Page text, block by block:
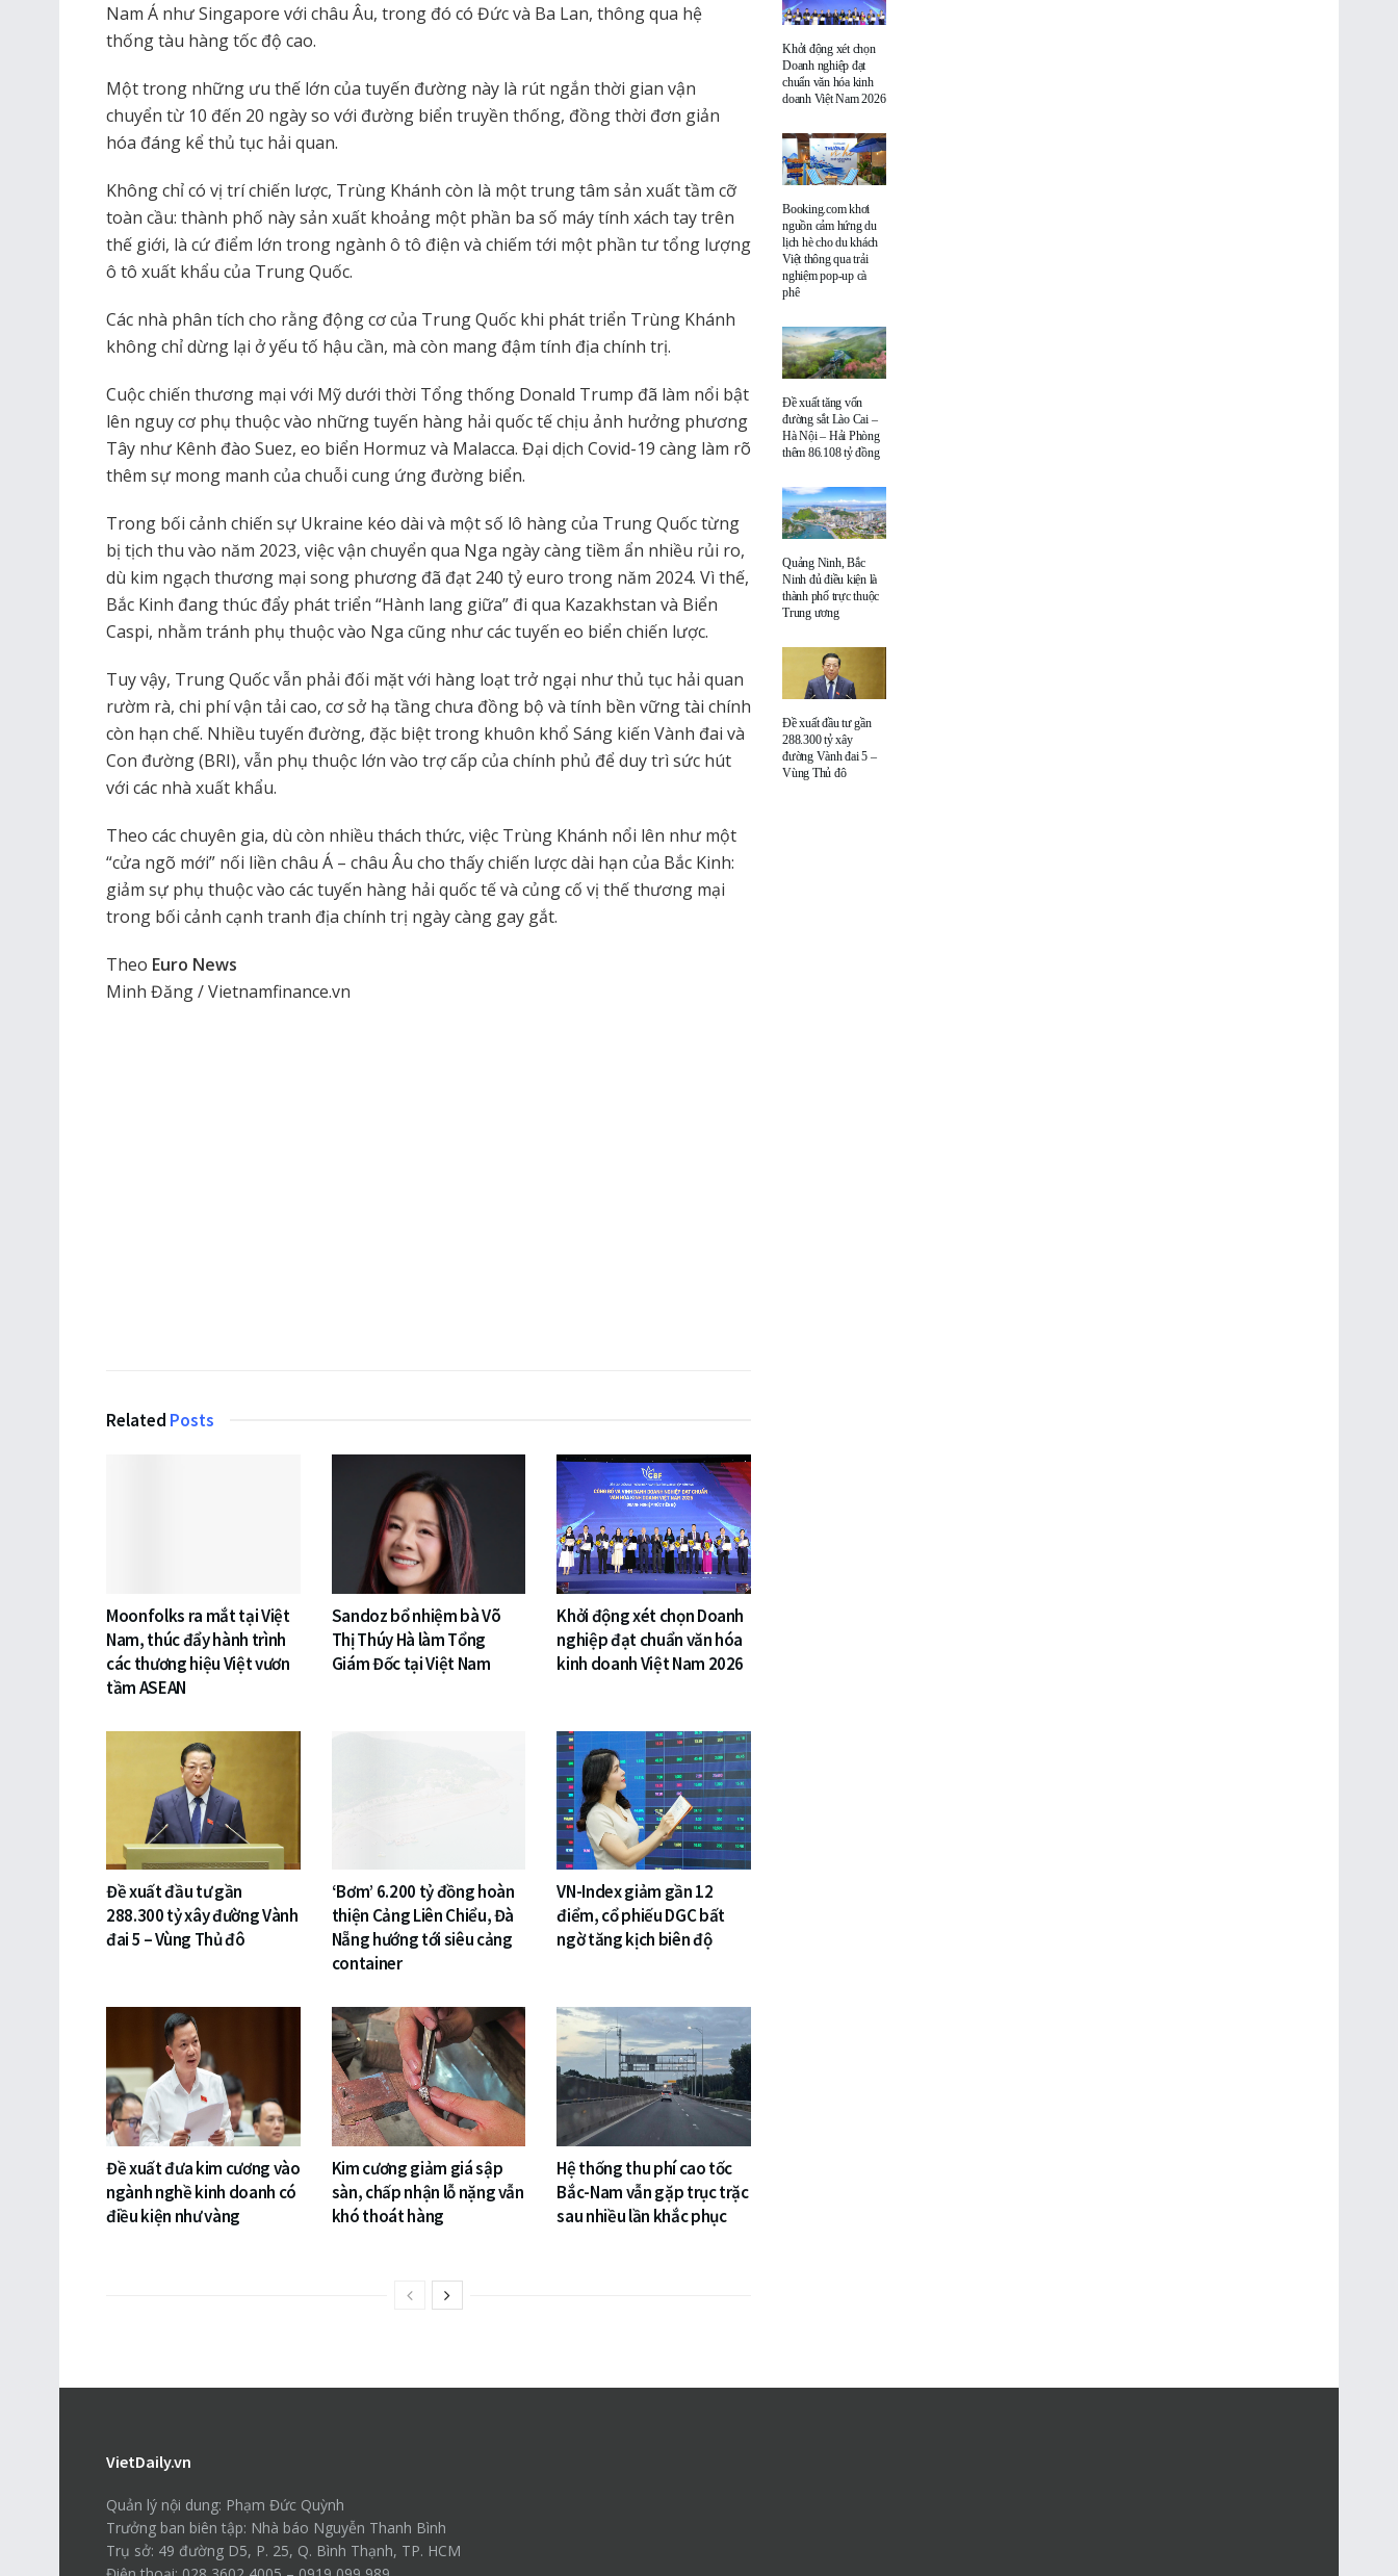
Nam Á như Singapore với châu Âu, trong đó có Đức và Ba Lan, thông qua hệ
thống tàu hàng tốc độ cao.
Một trong những ưu thế lớn của tuyến đường này là rút ngắn thời gian vận
chuyển từ 10 đến 20 ngày so với đường biển truyền thống, đồng thời đơn giản
hóa đáng kể thủ tục hải quan.
Không chỉ có vị trí chiến lược, Trùng Khánh còn là một trung tâm sản xuất tầm cỡ
toàn cầu: thành phố này sản xuất khoảng một phần ba số máy tính xách tay trên
thế giới, là cứ điểm lớn trong ngành ô tô điện và chiếm tới một phần tư tổng lượng
ô tô xuất khẩu của Trung Quốc.
Các nhà phân tích cho rằng động cơ của Trung Quốc khi phát triển Trùng Khánh
không chỉ dừng lại ở yếu tố hậu cần, mà còn mang đậm tính địa chính trị.
Cuộc chiến thương mại với Mỹ dưới thời Tổng thống Donald Trump đã làm nổi bật
lên nguy cơ phụ thuộc vào những tuyến hàng hải quốc tế chịu ảnh hưởng phương
Tây như Kênh đào Suez, eo biển Hormuz và Malacca. Đại dịch Covid-19 càng làm rõ
thêm sự mong manh của chuỗi cung ứng đường biển.
Trong bối cảnh chiến sự Ukraine kéo dài và một số lô hàng của Trung Quốc từng
bị tịch thu vào năm 2023, việc vận chuyển qua Nga ngày càng tiềm ẩn nhiều rủi ro,
dù kim ngạch thương mại song phương đã đạt 240 tỷ euro trong năm 2024. Vì thế,
Bắc Kinh đang thúc đẩy phát triển “Hành lang giữa” đi qua Kazakhstan và Biển
Caspi, nhằm tránh phụ thuộc vào Nga cũng như các tuyến eo biển chiến lược.
Tuy vậy, Trung Quốc vẫn phải đối mặt với hàng loạt trở ngại như thủ tục hải quan
rườm rà, chi phí vận tải cao, cơ sở hạ tầng chưa đồng bộ và tính bền vững tài chính
còn hạn chế. Nhiều tuyến đường, đặc biệt trong khuôn khổ Sáng kiến Vành đai và
Con đường (BRI), vẫn phụ thuộc lớn vào trợ cấp của chính phủ để duy trì sức hút
với các nhà xuất khẩu.
Theo các chuyên gia, dù còn nhiều thách thức, việc Trùng Khánh nổi lên như một
“cửa ngõ mới” nối liền châu Á – châu Âu cho thấy chiến lược dài hạn của Bắc Kinh:
giảm sự phụ thuộc vào các tuyến hàng hải quốc tế và củng cố vị thế thương mại
trong bối cảnh cạnh tranh địa chính trị ngày càng gay gắt.
Theo Euro News
Minh Đăng / Vietnamfinance.vn
Related Posts
Moonfolks ra mắt tại Việt
Nam, thúc đẩy hành trình
các thương hiệu Việt vươn
tầm ASEAN
Sandoz bổ nhiệm bà Võ
Thị Thúy Hà làm Tổng
Giám Đốc tại Việt Nam
Khởi động xét chọn Doanh
nghiệp đạt chuẩn văn hóa
kinh doanh Việt Nam 2026
Đề xuất đầu tư gần
288.300 tỷ xây đường Vành
đai 5 – Vùng Thủ đô
‘Bơm’ 6.200 tỷ đồng hoàn
thiện Cảng Liên Chiểu, Đà
Nẵng hướng tới siêu cảng
container
VN-Index giảm gần 12
điểm, cổ phiếu DGC bất
ngờ tăng kịch biên độ
Đề xuất đưa kim cương vào
ngành nghề kinh doanh có
điều kiện như vàng
Kim cương giảm giá sập
sàn, chấp nhận lỗ nặng vẫn
khó thoát hàng
Hệ thống thu phí cao tốc
Bắc-Nam vẫn gặp trục trặc
sau nhiều lần khắc phục
Khởi động xét chọn
Doanh nghiệp đạt
chuẩn văn hóa kinh
doanh Việt Nam 2026
Booking.com khơi
nguồn cảm hứng du
lịch hè cho du khách
Việt thông qua trải
nghiệm pop-up cà
phê
Đề xuất tăng vốn
đường sắt Lào Cai –
Hà Nội – Hải Phòng
thêm 86.108 tỷ đồng
Quảng Ninh, Bắc
Ninh đủ điều kiện là
thành phố trực thuộc
Trung ương
Đề xuất đầu tư gần
288.300 tỷ xây
đường Vành đai 5 –
Vùng Thủ đô
VietDaily.vn
Quản lý nội dung: Phạm Đức Quỳnh
Trưởng ban biên tập: Nhà báo Nguyễn Thanh Bình
Trụ sở: 49 đường D5, P. 25, Q. Bình Thạnh, TP. HCM